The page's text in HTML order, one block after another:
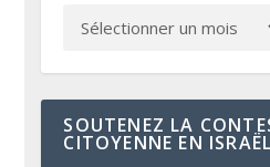
SOUTENEZ LA
CITOYENNE EN ISRAËL